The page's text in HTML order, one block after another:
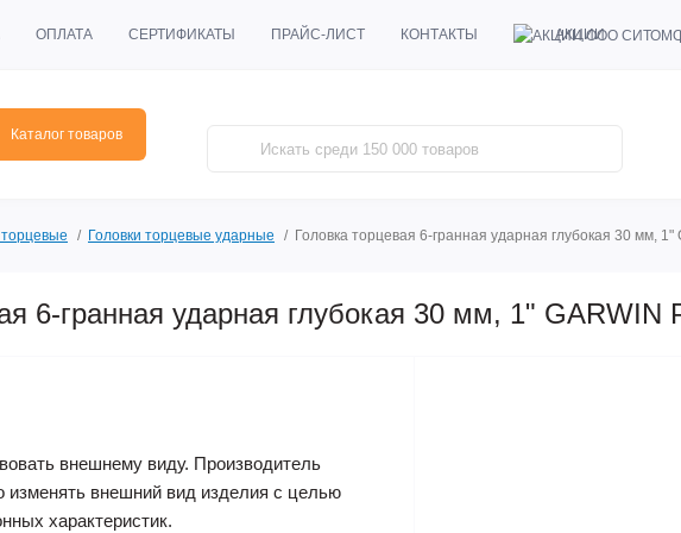
ОПЛАТА СЕРТИФИКАТЫ ПРАЙС-ЛИСТ КОНТАКТЫ АКЦИИ
Каталог товаров
торцевые Головки торцевые ударные Головка торцевая 6-гранная ударная глубокая 30 мм,
6-гранная ударная глубокая 30 мм, 1" GARWIN
внешнему виду. Производитель
изменять внешний вид изделия с целью
характеристик.